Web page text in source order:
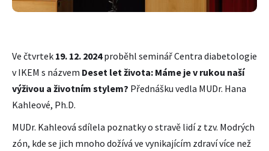
Ve čtvrtek 19. 12. 2024proběhl seminář Centra diabetologie
v IKEM s názvem Deset let života: Máme je v rukou naší
výživou a životním stylem? Přednášku vedla MUDr. Hana
Kahleové, Ph.D.
MUDr. Kahleová sdílela poznatky o stravě lidí z tzv. Modrých
zón, kde se jich mnoho dožívá ve vynikajícím zdraví více než